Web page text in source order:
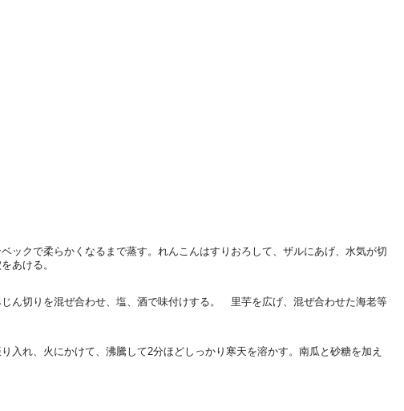
ックで柔らかくなるまで蒸す。れんこんはすりおろして、ザルにあげ、水気が切
あける。
ん切りを混ぜ合わせ、塩、酒で味付けする。 里芋を広げ、混ぜ合わせた海老等
れ、火にかけて、沸騰して2分ほどしっかり寒天を溶かす。南瓜と砂糖を加え